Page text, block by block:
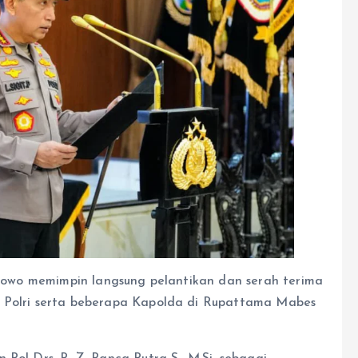
memimpin langsung pelantikan dan serah terima
serta beberapa Kapolda di Rupattama Mabes